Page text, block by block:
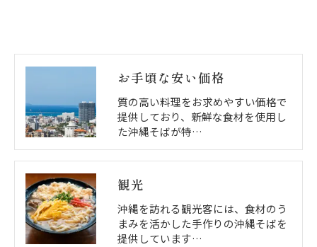
お手頃な安い価格
質の高い料理をお求めやすい価格で
提供しており、新鮮な食材を使用し
た沖縄そばが特…
観光
沖縄を訪れる観光客には、食材のう
まみを活かした手作りの沖縄そばを
提供しています…